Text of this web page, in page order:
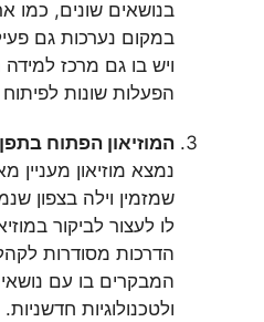
בנושאים שונים, כמו
במקום נערכות גם
ויש בו גם מרכז
הפעלות שונות
המוזיאון הפתוח בתפן
נמצא מוזיאון מעניין
שמזמין וילה בצפון
לו לעצור לביקור
הדרכות מסודרות
המבקרים בו עם
ולטכנולוגיות חדשניות.